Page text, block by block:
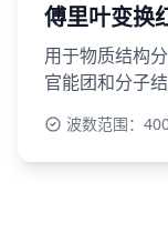
傅里叶变换
用于物质结构
官能团和分子结
波数范围：